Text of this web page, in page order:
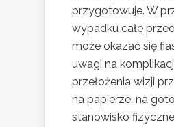
przygotowuje. W
wypadku całe
może okazać się
uwagi na
przełożenia wizji
na papierze, na
stanowisko